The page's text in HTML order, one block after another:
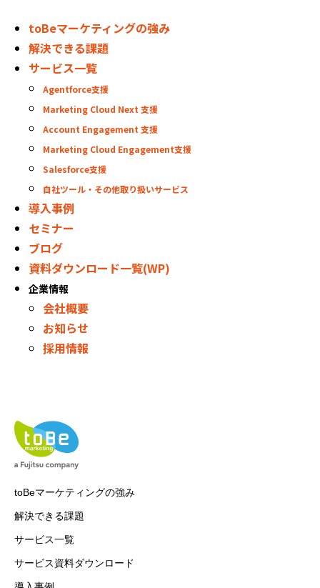
toBeマーケティングの強み
解決できる課題
サービス一覧
Agentforce支援
Marketing Cloud Next 支援
Account Engagement 支援
Marketing Cloud Engagement支援
Salesforce支援
自社ツール・その他取り扱いサービス
導入事例
セミナー
ブログ
資料ダウンロード一覧(WP)
企業情報
会社概要
お知らせ
採用情報
toBeマーケティングの強み
解決できる課題
サービス一覧
サービス資料ダウンロード